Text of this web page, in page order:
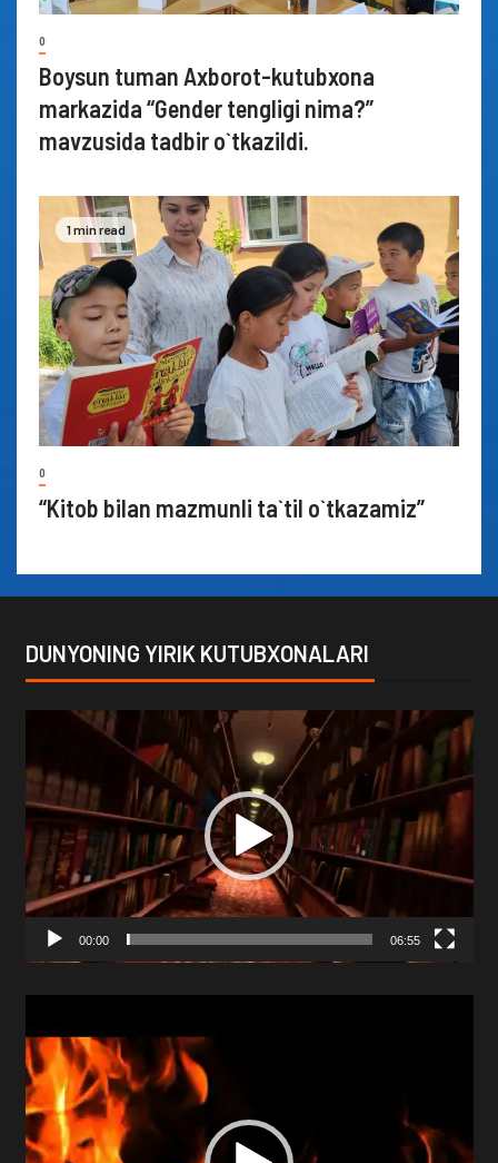
0
Boysun tuman Axborot-kutubxona
markazida “Gender tengligi nima?”
mavzusida tadbir o`tkazildi.
1 min read
0
“Kitob bilan mazmunli ta`til o`tkazamiz”
DUNYONING YIRIK KUTUBXONALARI
00:00 06:55
Player